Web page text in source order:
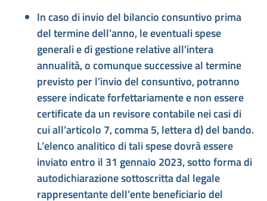
In caso di invio del bilancio consuntivo prima
del termine dell’anno, le eventuali spese
generali e di gestione relative all’intera
annualità, o comunque successive al termine
previsto per l’invio del consuntivo, potranno
essere indicate forfettariamente e non essere
certificate da un revisore contabile nei casi di
cui all’articolo 7, comma 5, lettera d) del bando.
L’elenco analitico di tali spese dovrà essere
inviato entro il 31 gennaio 2023, sotto forma di
autodichiarazione sottoscritta dal legale
rappresentante dell’ente beneficiario del